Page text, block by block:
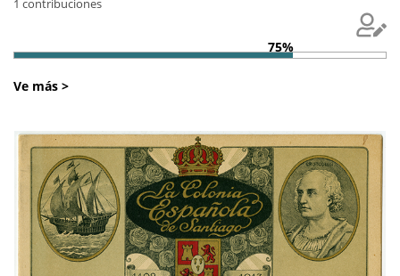
1 contribuciones
75%
Ve más >